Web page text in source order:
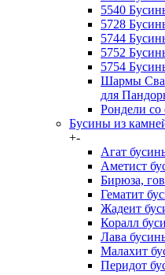
5540
5728
5744
5752
5754
Шармы
для
Рондели со
Бусины из
+-
Агат
Аметист
Бирюза,
Гематит
Жадеит
Коралл
Лава
Малахит
Перидот